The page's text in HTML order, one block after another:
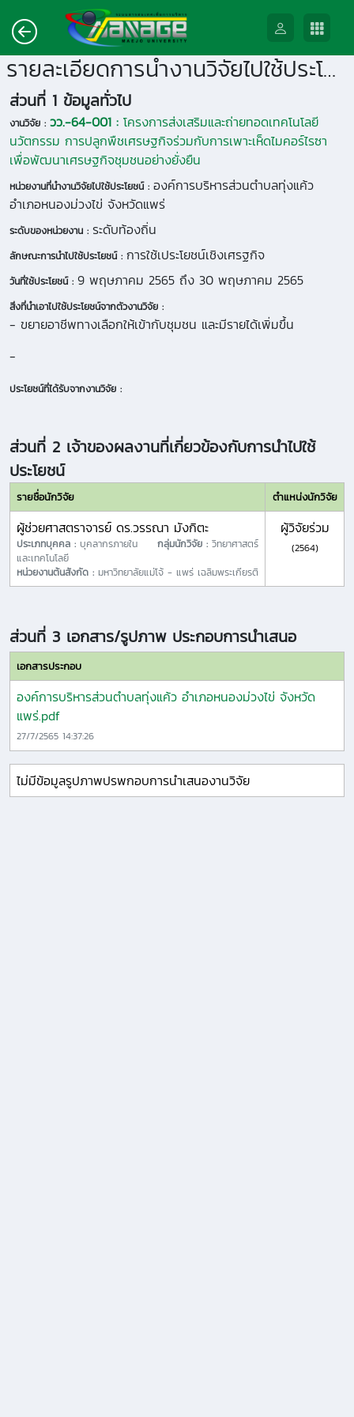
รายละเอียดการนำงานวิจัยไปใช้ประโยชน์
ส่วนที่ 1 ข้อมูลทั่วไป
งานวิจัย : วว.-64-001 : โครงการส่งเสริมและถ่ายทอดเทคโนโลยี
นวัตกรรม การปลูกพืชเศรษฐกิจร่วมกับการเพาะเห็ดไมคอร์ไรซา
เพื่อพัฒนาเศรษฐกิจชุมชนอย่างยั่งยืน
หน่วยงานที่นำงานวิจัยไปใช้ประโยชน์ : องค์การบริหารส่วนตำบลทุ่งแค้ว
อำเภอหนองม่วงไข่ จังหวัดแพร่
ระดับของหน่วยงาน : ระดับท้องถิ่น
ลักษณะการนำไปใช้ประโยชน์ : การใช้เประโยชน์เชิงเศรฐกิจ
วันที่ใช้ประโยชน์ : 9 พฤษภาคม 2565 ถึง 30 พฤษภาคม 2565
สิ่งที่นำเอาไปใช้ประโยชน์จากตัวงานวิจัย :
- ขยายอาชีพทางเลือกให้เข้ากับชุมชน และมีรายได้เพิ่มขึ้น
-
ประโยชน์ที่ได้รับจากงานวิจัย :
ส่วนที่ 2 เจ้าของผลงานที่เกี่ยวข้องกับการนำไปใช้
ประโยชน์
รายชื่อนักวิจัย ตำแหน่งนักวิจัย
ผู้ช่วยศาสตราจารย์ ดร.วรรณา มังกิตะ
ประเภทบุคคล : บุคลากรภายใน กลุ่มนักวิจัย : วิทยาศาสตร์
และเทคโนโลยี
หน่วยงานต้นสังกัด : มหาวิทยาลัยแม่โจ้ - แพร่ เฉลิมพระเกียรติ
ผู้วิจัยร่วม
(2564)
ส่วนที่ 3 เอกสาร/รูปภาพ ประกอบการนำเสนอ
เอกสารประกอบ
องค์การบริหารส่วนตำบลทุ่งแค้ว อำเภอหนองม่วงไข่ จังหวัด
แพร่.pdf
27/7/2565 14:37:26
ไม่มีข้อมูลรูปภาพปรพกอบการนำเสนองานวิจัย